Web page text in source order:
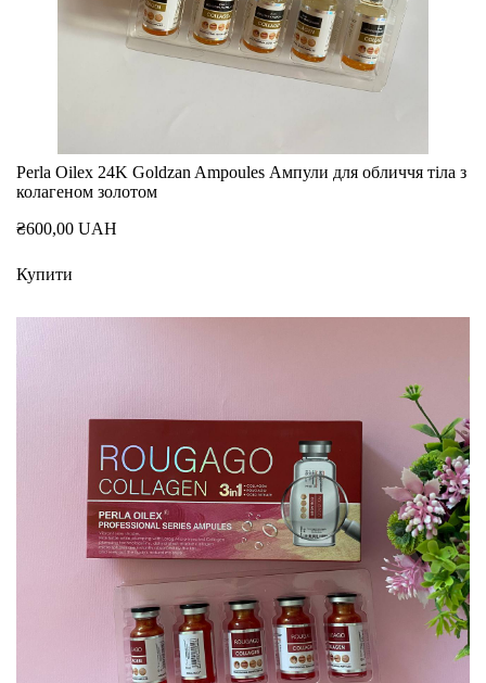
Perla Oilex 24K Goldzan Ampoules Ампули для обличчя тіла з
колагеном золотом
₴600,00 UAH
Купити